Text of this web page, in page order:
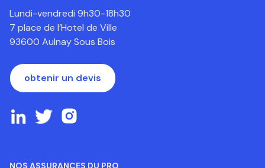
Lundi-vendredi 9h30-18h30
7 place de l’Hotel de Ville
93600 Aulnay Sous Bois
obtenir un devis